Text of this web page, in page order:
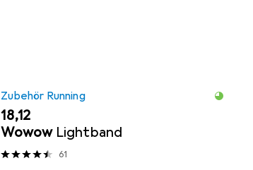
Zubehör Running
EUR
18,12
Wowow Lightband
61